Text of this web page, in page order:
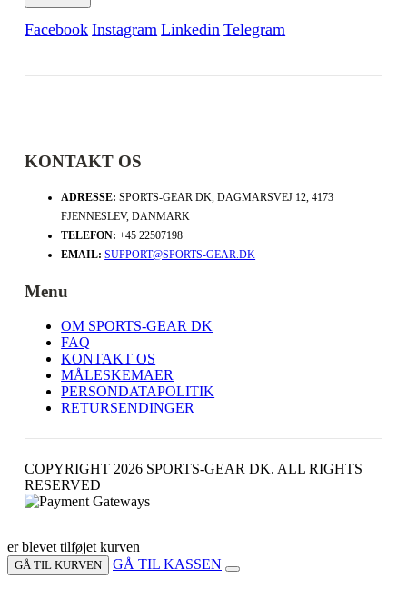
Facebook Instagram Linkedin Telegram
KONTAKT OS
ADRESSE: SPORTS-GEAR DK, DAGMARSVEJ 12, 4173
FJENNESLEV, DANMARK
TELEFON: +45 22507198
EMAIL: SUPPORT@SPORTS-GEAR.DK
Menu
OM SPORTS-GEAR DK
FAQ
KONTAKT OS
MÅLESKEMAER
PERSONDATAPOLITIK
RETURSENDINGER
COPYRIGHT 2026 SPORTS-GEAR DK. ALL RIGHTS
RESERVED
er blevet tilføjet kurven
GÅ TIL KURVEN GÅ TIL KASSEN